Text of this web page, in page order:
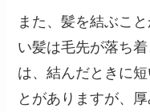
また、髪を結ぶこ
い髪は毛先が落ち
は、結んだときに
とがありますが、